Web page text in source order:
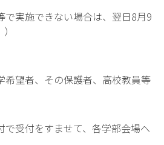
きない場合は、翌日8月9
、その保護者、高校教員等
をすませて、各学部会場へ